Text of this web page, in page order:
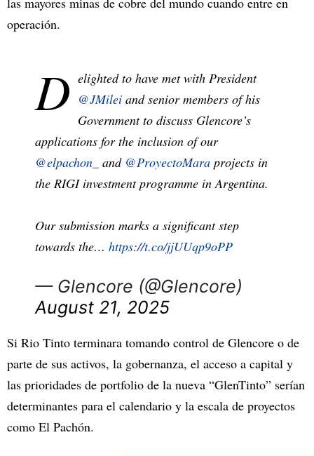
operación.​
D elighted to have met with President
@JMilei and senior members of his
Government to discuss Glencore’s
applications for the inclusion of our
@elpachon_ and @ProyectoMara projects in
the RIGI investment programme in Argentina.
Our submission marks a significant step
towards the… https://t.co/jjUUqp9oPP
— Glencore (@Glencore)
August 21, 2025
Si Rio Tinto terminara tomando control de Glencore o de
parte de sus activos, la gobernanza, el acceso a capital y
las prioridades de portfolio de la nueva “GlenTinto” serían
determinantes para el calendario y la escala de proyectos
como El Pachón.